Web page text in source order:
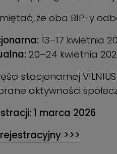
że oba BIP-y
13–17 kwietnia
20–24 kwietnia
stacjonarnej
aktywności
1 marca 2026
>>>